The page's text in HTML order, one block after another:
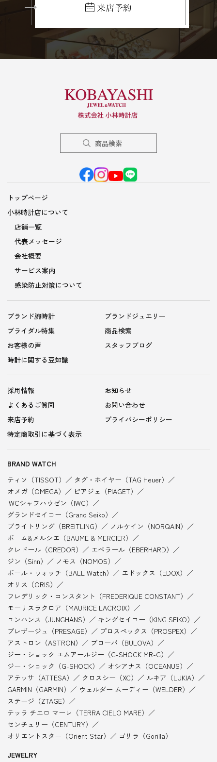
来店予約
商品検索
トップページ
小林時計店について
店舗一覧
代表メッセージ
会社概要
サービス案内
感染防止対策について
ブランド腕時計
ブランドジュエリー
ブライダル特集
商品検索
お客様の声
スタッフブログ
時計に関する豆知識
採用情報
お知らせ
よくあるご質問
お問い合わせ
来店予約
プライバシーポリシー
特定商取引に基づく表示
BRAND WATCH
ティソ（TISSOT）
タグ・ホイヤー（TAG Heuer）
オメガ（OMEGA）
ピアジェ（PIAGET）
IWCシャフハウゼン（IWC）
グランドセイコー（Grand Seiko）
ブライトリング（BREITLING）
ノルケイン（NORQAIN）
ボーム&メルシエ（BAUME & MERCIER）
クレドール（CREDOR）
エベラール（EBERHARD）
ジン（Sinn）
ノモス（NOMOS）
ボール・ウォッチ（BALL Watch）
エドックス（EDOX）
オリス（ORIS）
フレデリック・コンスタント（FREDERIQUE CONSTANT）
モーリスラクロア（MAURICE LACROIX）
ユンハンス（JUNGHANS）
キングセイコー（KING SEIKO）
プレザージュ（PRESAGE）
プロスペックス（PROSPEX）
アストロン（ASTRON）
ブローバ（BULOVA）
ジー・ショック エムアールジー（G-SHOCK MR-G）
ジー・ショック（G-SHOCK）
オシアナス（OCEANUS）
アテッサ（ATTESA）
クロスシー（XC）
ルキア（LUKIA）
GARMIN（GARMIN）
ウェルダー ムーディー（WELDER）
ステージ（ZTAGE）
テッラ チエロ マーレ（TERRA CIELO MARE）
センチュリー（CENTURY）
オリエントスター（Orient Star）
ゴリラ（Gorilla）
JEWELRY